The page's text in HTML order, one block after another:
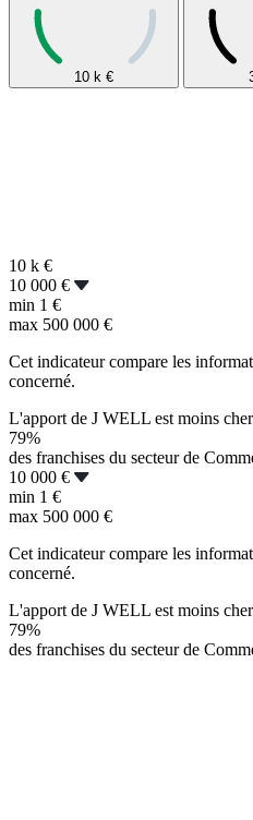
10 k €
10 k €
10 000 €
min 1 €
max 500 000 €
Cet indicateur compare les
concerné.
L'apport de J WELL est moins
79%
des franchises du secteur de
10 000 €
min 1 €
max 500 000 €
Cet indicateur compare les
concerné.
L'apport de J WELL est moins
79%
des franchises du secteur de